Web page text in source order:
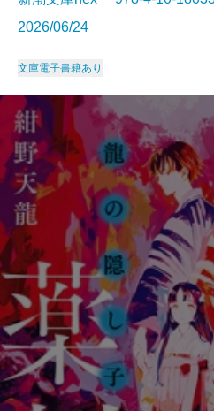
2026/06/24
文庫電子書籍あり